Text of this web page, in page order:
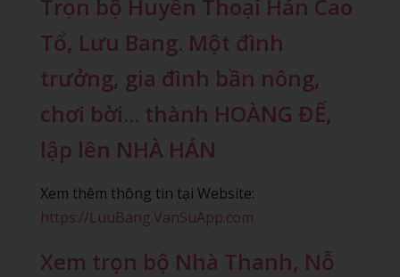
Trọn bộ Huyền Thoại Hán Cao
Tổ, Lưu Bang. Một đình
trưởng, gia đình bần nông,
chơi bời... thành HOÀNG ĐẾ,
lập lên NHÀ HÁN
Xem thêm thông tin tại Website:
https://LuuBang.VanSuApp.com
Xem trọn bộ Nhà Thanh, Nỗ